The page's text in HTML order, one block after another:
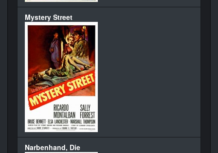
Mystery Street
Narbenhand, Die